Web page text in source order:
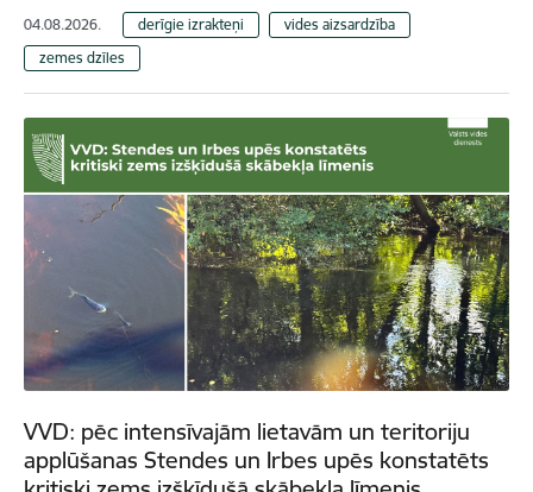
04.08.2026. derīgie izrakteņi
vides aizsardzība
zemes dzīles
VVD: pēc intensīvajām lietavām un teritoriju
applūšanas Stendes un Irbes upēs konstatēts